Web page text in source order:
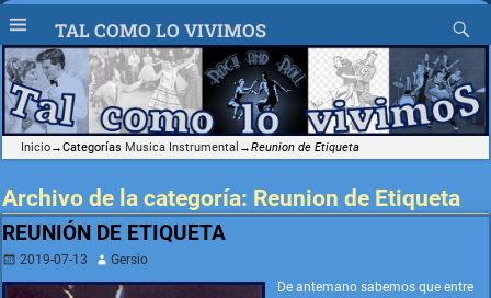
TAL COMO LO VIVIMOS
Inicio→Categorías Musica Instrumental →Reunion de Etiqueta
Archivo de la categoría: Reunion de Etiqueta
REUNIÓN DE ETIQUETA
2019-07-13
Gersio
De antemano sabemos que entre